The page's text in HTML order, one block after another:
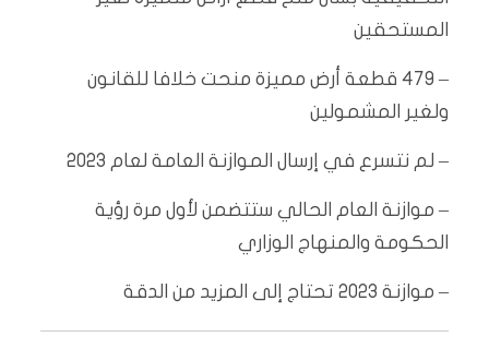
المستحقين
– 479 قطعة أرض مميزة منحت خلافا للقانون
ولغير المشمولين
– لم نتسرع في إرسال الموازنة العامة لعام 2023
– موازنة العام الحالي ستتضمن لأول مرة رؤية
الحكومة والمنهاج الوزاري
– موازنة 2023 تحتاج إلى المزيد من الدقة